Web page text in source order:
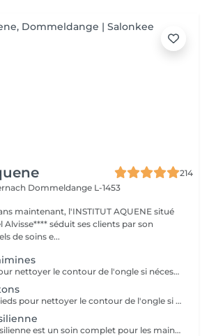
214
Dommeldange L-1453
maintenant, l'INSTITUT AQUENE situé
Alvisse**** séduit ses clients par son
de soins e...
Mini manucure pour nettoyer le contour de l'ongle si nécessaire. Si l'enfant le souhaite nous lui offrons la pose vernis avec les couleurs biosourcées totalement naturelles.
Mini beauté des pieds pour nettoyer le contour de l'ongle si nécessaire. Si l'enfant le souhaite nous lui offrons la pose vernis avec les couleurs biosourcées totalement naturelles.
La manucure Brésilienne est un soin complet pour les mains et les ongles. Tout au long du traitement vos mains sont dans des gants imbibés de crème nourrissante. Vos mains en ressortent toutes douces et parfaitement hydratées.